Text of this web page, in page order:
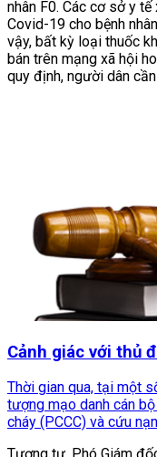
nhân F0. Các cơ sở y
Covid-19 cho bệnh
vậy, bất kỳ loại thuốc
bán trên mạng xã hội
quy định, người dân
Cảnh giác với thủ
Thời gian qua, tại một
tượng mạo danh cán
cháy (PCCC) và cứu